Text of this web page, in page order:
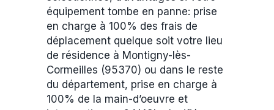
équipement tombe en panne: prise
en charge à 100% des frais de
déplacement quelque soit votre lieu
de résidence à Montigny-lès-
Cormeilles (95370) ou dans le reste
du département, prise en charge à
100% de la main-d’oeuvre et